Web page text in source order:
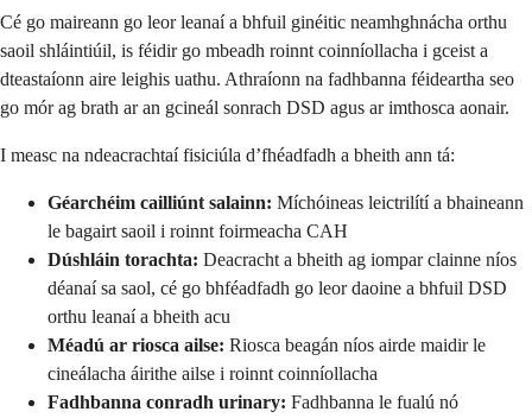
Cé go maireann go leor leanaí a bhfuil ginéitic neamhghnácha orthu
saoil shláintiúil, is féidir go mbeadh roinnt coinníollacha i gceist a
dteastaíonn aire leighis uathu. Athraíonn na fadhbanna féideartha seo
go mór ag brath ar an gcineál sonrach DSD agus ar imthosca aonair.
I measc na ndeacrachtaí fisiciúla d’fhéadfadh a bheith ann tá:
Géarchéim cailliúnt salainn: Míchóineas leictrilítí a bhaineann
le bagairt saoil i roinnt foirmeacha CAH
Dúshláin torachta: Deacracht a bheith ag iompar clainne níos
déanaí sa saol, cé go bhféadfadh go leor daoine a bhfuil DSD
orthu leanaí a bheith acu
Méadú ar riosca ailse: Riosca beagán níos airde maidir le
cineálacha áirithe ailse i roinnt coinníollacha
Fadhbanna conradh urinary: Fadhbanna le fualú nó